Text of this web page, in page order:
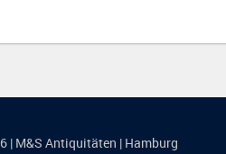
| M&S Antiquitäten | Hamburg